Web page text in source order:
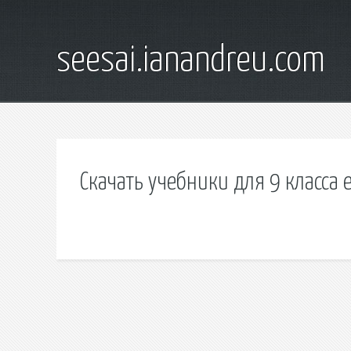
seesai.ianandreu.com
Скачать учебники для 9 класса